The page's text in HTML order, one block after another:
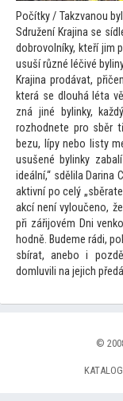
Počítky / Takzvanou
Sdružení Krajina se
dobrovolníky, kteří jim
usuší různé léčivé
Krajina prodávat,
která se dlouhá léta
zná jiné bylinky,
rozhodnete pro sběr
bezu, lípy nebo listy
usušené bylinky
ideální,“ sdělila Darina
aktivní po celý
akcí není vyloučeno,
při zářijovém Dni
hodně. Budeme rádi,
sbírat, anebo i
domluvili na jejich
©